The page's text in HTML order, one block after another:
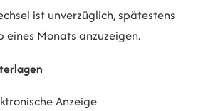
ist unverzüglich, spätestens
eines Monats anzuzeigen.
Anzeige